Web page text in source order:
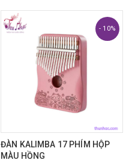
- 10%
ĐÀN KALIMBA 17 PHÍM HỘP
MÀU HỒNG